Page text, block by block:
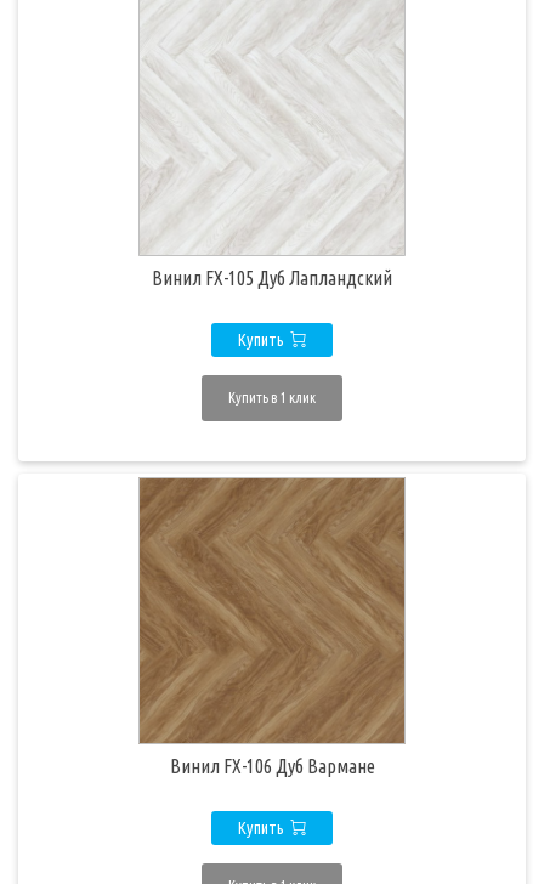
Винил FX-105 Дуб Лапландский
Купить
Купить в 1 клик
Винил FX-106 Дуб Вармане
Купить